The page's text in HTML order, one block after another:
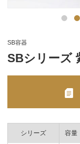
SB容器
SBシリーズ
シリーズ 容量